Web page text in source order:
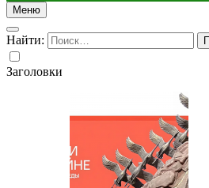
Меню
Найти:
Заголовки